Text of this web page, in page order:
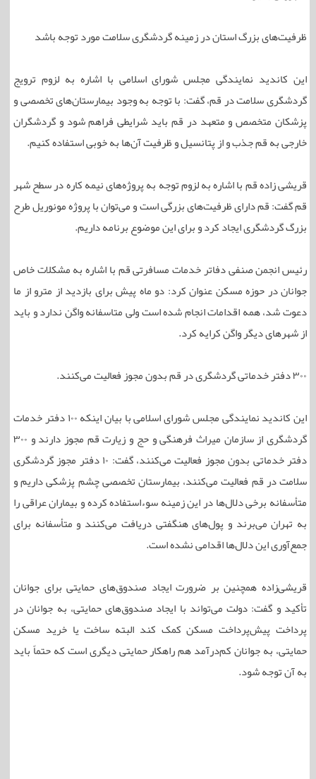
ظرفیت‌های بزرگ استان در زمینه گردشگری سلامت مورد توجه باشد
این کاندید نمایندگی مجلس شورای اسلامی با اشاره به لزوم ترویج
گردشگری سلامت در قم، گفت: با توجه به وجود بیمارستان‌های تخصصی و
پزشکان متخصص و متعهد در قم باید شرایطی فراهم شود و گردشگران
خارجی به قم جذب و از پتانسیل و ظرفیت آن‌ها به خوبی استفاده کنیم.
قریشی زاده قم با اشاره به لزوم توجه به پروژه‌های نیمه کاره در سطح شهر
قم گفت: قم دارای ظرفیت‌های بزرگی است و می‌توان با پروژه مونوریل طرح
بزرگ گردشگری ایجاد کرد و برای این موضوع برنامه داریم.
رئیس انجمن صنفی دفاتر خدمات مسافرتی قم با اشاره به مشکلات خاص
جوانان در حوزه مسکن عنوان کرد: دو ماه پیش برای بازدید از مترو از ما
دعوت شد، همه اقدامات انجام شده است ولی متاسفانه واگن ندارد و باید
از شهرهای دیگر واگن کرایه کرد.
۳۰۰ دفتر خدماتی گردشگری در قم بدون مجوز فعالیت می‌کنند.
این کاندید نمایندگی مجلس شورای اسلامی با بیان اینکه ۱۰۰ دفتر خدمات
گردشگری از سازمان میراث فرهنگی و حج و زیارت قم مجوز دارند و ۳۰۰
دفتر خدماتی بدون مجوز فعالیت می‌کنند، گفت: ۱۰ دفتر مجوز گردشگری
سلامت در قم فعالیت می‌کنند، بیمارستان تخصصی چشم پزشکی داریم و
متأسفانه برخی دلال‌ها در این زمینه سوءاستفاده کرده و بیماران عراقی را
به تهران می‌برند و پول‌های هنگفتی دریافت می‌کنند و متأسفانه برای
جمع‌آوری این دلال‌ها اقدامی نشده است.
قریشی‌زاده همچنین بر ضرورت ایجاد صندوق‌های حمایتی برای جوانان
تأکید و گفت: دولت می‌تواند با ایجاد صندوق‌های حمایتی، به جوانان در
پرداخت پیش‌پرداخت مسکن کمک کند البته ساخت یا خرید مسکن
حمایتی، به جوانان کم‌درآمد هم راهکار حمایتی دیگری است که حتماً باید
به آن توجه شود.